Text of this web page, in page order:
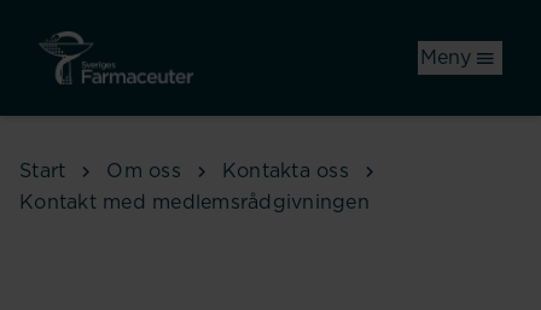
Meny
Start Om oss
Kontakta oss
Kontakt med medlemsrådgivningen